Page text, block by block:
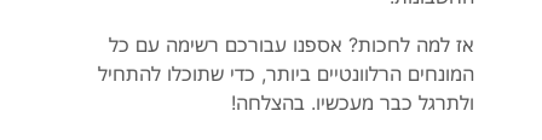
אז למה לחכות?אספנו עבורכם רשימה עם כל
המונחים הרלוונטיים ביותר, כדי שתוכלו להתחיל
ולתרגל כבר מעכשיו. בהצלחה!